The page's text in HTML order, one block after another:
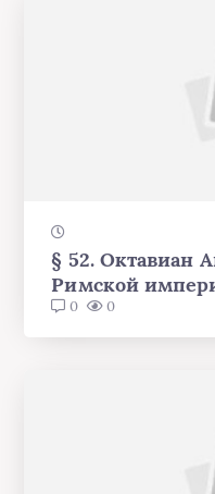
§ 52. Октавиан
Римской
0 0